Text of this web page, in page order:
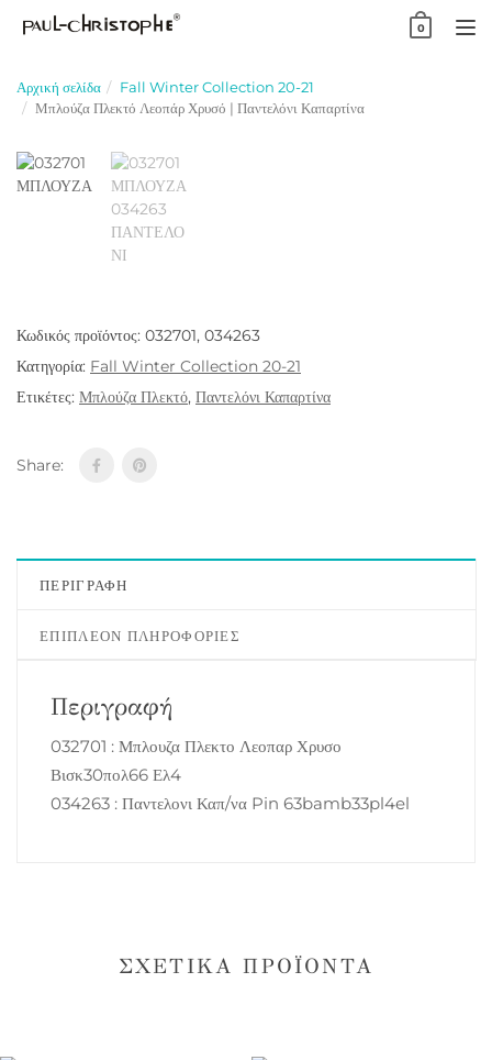
0
Αρχική σελίδα
Fall Winter Collection 20-21
Μπλούζα Πλεκτό Λεοπάρ Χρυσό | Παντελόνι Καπαρτίνα
Κωδικός προϊόντος: 032701, 034263
Κατηγορία: Fall Winter Collection 20-21
Ετικέτες: Μπλούζα Πλεκτό, Παντελόνι Καπαρτίνα
Share:
ΠΕΡΙΓΡΑΦΉ
ΕΠΙΠΛΈΟΝ ΠΛΗΡΟΦΟΡΊΕΣ
Περιγραφή
032701 : Μπλουζα Πλεκτο Λεοπαρ Χρυσο
Βισκ30πολ66 Ελ4
034263 : Παντελονι Καπ/να Pin 63bamb33pl4el
ΣΧΕΤΙΚΆ ΠΡΟΪΌΝΤΑ